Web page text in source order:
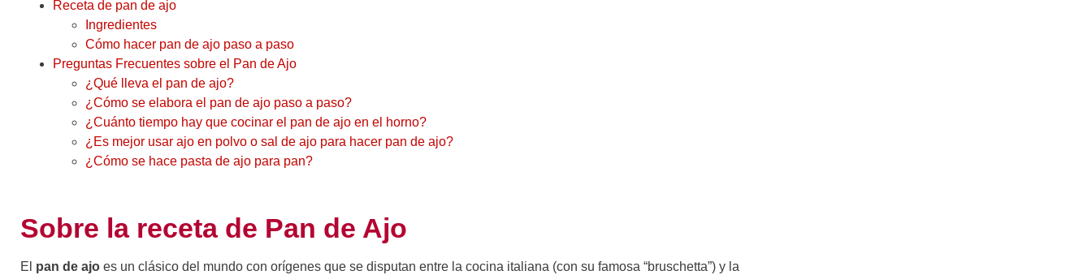
Receta de pan de ajo
Ingredientes
Cómo hacer pan de ajo paso a paso
Preguntas Frecuentes sobre el Pan de Ajo
¿Qué lleva el pan de ajo?
¿Cómo se elabora el pan de ajo paso a paso?
¿Cuánto tiempo hay que cocinar el pan de ajo en el horno?
¿Es mejor usar ajo en polvo o sal de ajo para hacer pan de ajo?
¿Cómo se hace pasta de ajo para pan?
Sobre la receta de Pan de Ajo
El pan de ajo es un clásico del mundo con orígenes que se disputan entre la cocina italiana (con su famosa “bruschetta”) y la